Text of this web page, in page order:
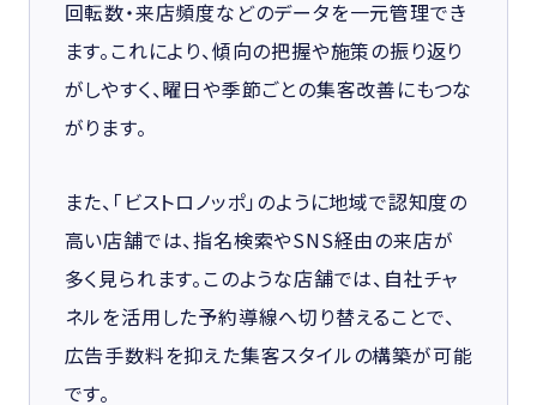
回転数・来店頻度などのデータを一元管理でき
ます。これにより、傾向の把握や施策の振り返り
がしやすく、曜日や季節ごとの集客改善にもつな
がります。
また、「ビストロノッポ」のように地域で認知度の
高い店舗では、指名検索やSNS経由の来店が
多く見られます。このような店舗では、自社チャ
ネルを活用した予約導線へ切り替えることで、
広告手数料を抑えた集客スタイルの構築が可能
です。